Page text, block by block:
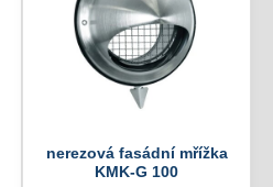
nerezová fasádní mřížka
KMK-G 100